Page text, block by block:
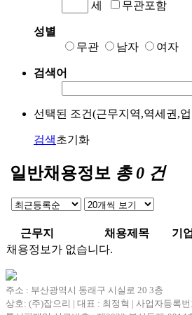
세 무관포함
성별
무관
남자 여자
검색어
선택된 조건(근무지역,역세권,
검색초기화
일반채용정보 총0 건
근무지
채용제목 기
채용정보가 없습니다.
주소 : 부산광역시 동래구 시실로 20 3층
상호: (주)잡으리 | 대표 : 최정혁 | 사업자등록